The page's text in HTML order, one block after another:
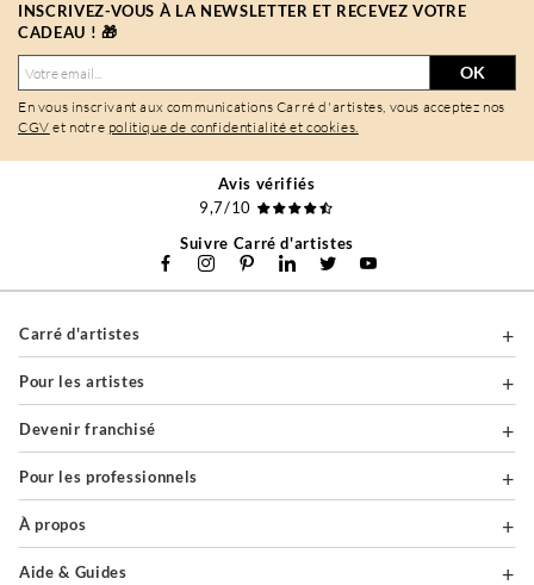
INSCRIVEZ-VOUS À LA NEWSLETTER ET RECEVEZ VOTRE
CADEAU ! 🎁
OK
En vous inscrivant aux communications Carré d'artistes, vous acceptez nos
CGV et notre politique de confidentialité et cookies.
Avis vérifiés
9,7/10
Suivre Carré d'artistes
Carré d'artistes
Pour les artistes
Devenir franchisé
Pour les professionnels
À propos
Aide & Guides